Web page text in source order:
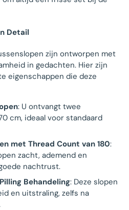
Detail
zijn ontworpen met
in gedachten. Hier zijn
eigenschappen die deze
: U ontvangt twee
cm, ideaal voor standaard
met Thread Count van 180:
zacht, ademend en
nachtrust.
Behandeling: Deze slopen
en uitstraling, zelfs na